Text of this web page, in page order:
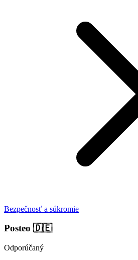
Bezpečnosť a súkromie
Posteo 🇩🇪
Odporúčaný